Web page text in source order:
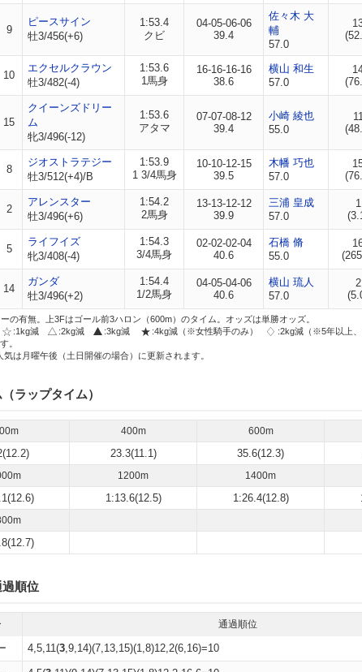
9
ピースサイン
牡3/456(+6)
1:53.4
クビ
04-05-06-06
39.4
佐々木 大
輔
57.0
10
エクセルクラウン
牡3/482(-4)
1:53.6
1馬身
16-16-16-16
38.6
横山 和生
57.0
15
クイーンズドリー
ム
牝3/496(-12)
1:53.6
アタマ
07-07-08-12
39.4
小崎 綾也
55.0
8
ジオストラテジー
牡3/512(+4)/B
1:53.9
1 3/4馬身
10-10-12-15
39.5
木幡 巧也
57.0
2
アレンスター
牡3/496(+6)
1:54.2
2馬身
13-13-12-12
39.9
三浦 皇成
57.0
1
5
ライフイズ
牝3/408(-4)
1:54.3
3/4馬身
02-02-02-04
40.6
石橋 脩
55.0
14
ガンダ
牡3/496(+2)
1:54.4
1/2馬身
04-05-04-06
40.6
横山 琉人
57.0
2
の有無。上3Fはゴール前3ハロン（600m）のタイム。オッズは単勝オッズ。
:1kg減 :2kg減 :3kg減 :4kg減（※女性騎手のみ）
:2kg減（※5年以上
。
は月曜午後（土日開催の場合）に更新されます。
ラップタイム）
400m 600m
23.3(11.1) 35.6(12.3)
1200m 1400m
1:13.6(12.5) 1:26.4(12.8)
過順位
通過順位
4,5,11(3,9,14)(7,13,15)(1,8)12,2(6,16)=10